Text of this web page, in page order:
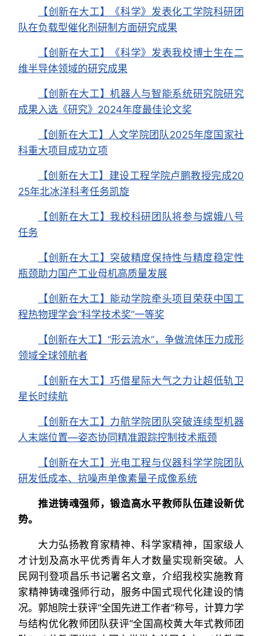
【创新在大工】《科学》发表化工学院科研团
队在负载型催化剂研制方面研究成果
【创新在大工】《科学》发表我校博士生在二
维半导体领域的研究成果
【创新在大工】机器人与智能系统研究院研究
成果入选《研究》2024年度最佳论文奖
【创新在大工】人文学院团队2025年度国家社
科重大项目成功立项
【创新在大工】建设工程学院卢鹏教授完成20
25年北冰洋科考任务凯旋
【创新在大工】我校科研团队将参与嫦娥八号
任务
【创新在大工】突破精度保持性与精度稳定性
瓶颈助力国产工业母机高质量发展
【创新在大工】能动学院牵头项目荣获中国工
程热物理学会“科学技术奖”一等奖
【创新在大工】“形云流水”，争做流体压力成形
领域全球领航者
【创新在大工】巧借星际大气之力让超低轨卫
星长时续航
【创新在大工】力航学院团队突破连续型机器
人末端位置—姿态协同精准跟踪控制技术瓶颈
【创新在大工】光电工程与仪器科学学院团队
研发低成本、抗噪声单像素量子成像系统
推进铸魂强师，锻造高水平教师队伍建设新优
势。
大力弘扬教育家精神、科学家精神，国家级人
才计划及高水平优秀青年人才数量实现新突破。人
民网刊登项昌乐书记署名文章，介绍我校实施教育
家精神铸魂强师行动，服务中国式现代化建设的情
况。郭旭院士获评“全国先进工作者”称号，计算力学
与结构优化教师团队获评“全国高校黄大年式教师团